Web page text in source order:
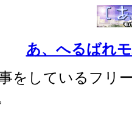
あ、へるばれ
をしているフリ